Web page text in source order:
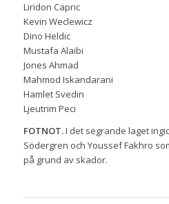
Liridon Capric
Kevin Weclewicz
Dino Heldic
Mustafa Alaibi
Jones Ahmad
Mahmod Iskandarani
Hamlet Svedin
Ljeutrim Peci
FOTNOT.I det segrande laget
Södergren och Youssef Fakhro
på grund av skador.